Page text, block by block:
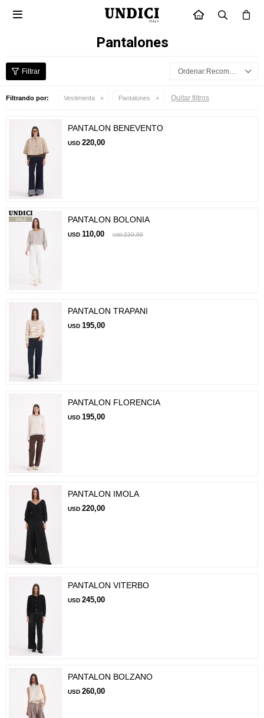
INICIO

Pantalones
Recomendados
Filtrando por: Vestimenta Pantalones Quitar filtros
PANTALON BENEVENTO
USD 220,00
PANTALON BOLONIA
USD 110,00 USD 220,00
PANTALON TRAPANI
USD 195,00
PANTALON FLORENCIA
USD 195,00
PANTALON IMOLA
USD 220,00
PANTALON VITERBO
USD 245,00
PANTALON BOLZANO
USD 260,00